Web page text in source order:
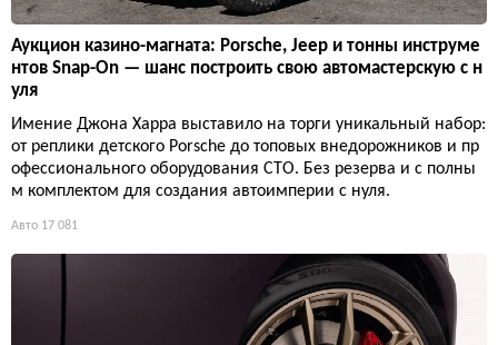
Аукцион казино-магната: Porsche, Jeep и тонны инструме
нтов Snap-On — шанс построить свою автомастерскую с н
уля
Имение Джона Харра выставило на торги уникальный набор:
от реплики детского Porsche до топовых внедорожников и пр
офессионального оборудования СТО. Без резерва и с полны
м комплектом для создания автоимперии с нуля.
Авто 17 081